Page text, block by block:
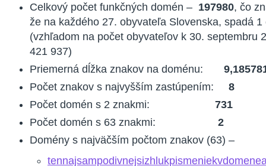
Celkový počet funkčných domén – 197980, čo
že na každého 27. obyvateľa Slovenska, spadá 1
(vzhľadom na počet obyvateľov k 30. septembru
421 937)
Priemerná dĺžka znakov na doménu:
Počet znakov s najvyšším zastúpením: 8
Počet domén s 2 znakmi: 731
Počet domén s 63 znakmi: 2
Domény s najväčším počtom znakov (63) –